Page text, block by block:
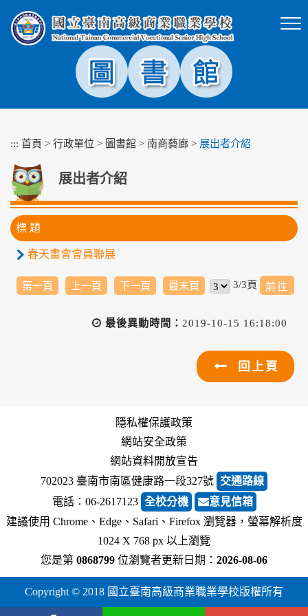
塊
::: 首頁 > 行政單位 > 圖書館 > 南商藝廊 > 展出者介紹
展出者介紹
標 題
春天畫會會員聯展
第一頁 上一頁 下一頁 最末頁 3/3頁
最後異動時間： 2019-10-15 16:18:00
回上頁
隱私權保護政策
網站安全政策
網站資料開放宣告
702023 臺南市南區健康路一段327號 交通路線
電話︰06-2617123 全校分機
意見信箱
建議使用 Chrome、Edge、Safari、Firefox 瀏覽器，螢幕解析度
1024 X 768 px 以上瀏覽
您是第 0868799 位瀏覽者更新日期： 2026-08-06
Copyright © 2018 國立臺南高級商業職業學校版權所有